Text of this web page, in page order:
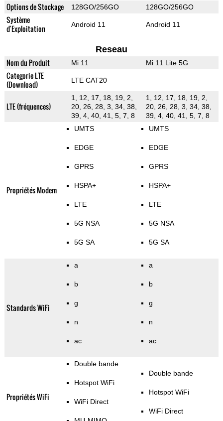
Options de Stockage 128GO/256GO 128GO/256GO
Système
d'Exploitation
Android 11 Android 11
Reseau
Nom du Produit Mi 11 Mi 11 Lite 5G
Categorie LTE
(Download)
LTE CAT20
LTE (fréquences)
1, 12, 17, 18, 19, 2,
20, 26, 28, 3, 34, 38,
39, 4, 40, 41, 5, 7, 8
1, 12, 17, 18, 19, 2,
20, 26, 28, 3, 34, 38,
39, 4, 40, 41, 5, 7, 8
Propriétés Modem
UMTS
EDGE
GPRS
HSPA+
LTE
5G NSA
5G SA
UMTS
EDGE
GPRS
HSPA+
LTE
5G NSA
5G SA
Standards WiFi
a
b
g
n
ac
a
b
g
n
ac
Propriétés WiFi
Double bande
Hotspot WiFi
WiFi Direct
Double bande
Hotspot WiFi
WiFi Direct